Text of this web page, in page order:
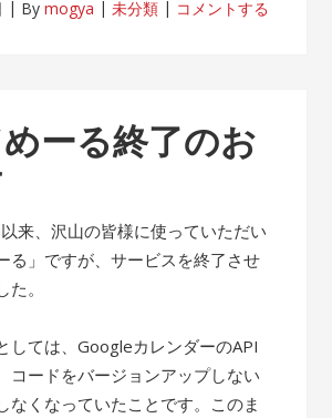
Bymogya 未分類 コメントする
ーる終了のお
来、沢山の皆様に使っていただい
る」ですが、サービスを終了させ
。
しては、GoogleカレンダーのAPI
コードをバージョンアップしない
なくなっていたことです。このま